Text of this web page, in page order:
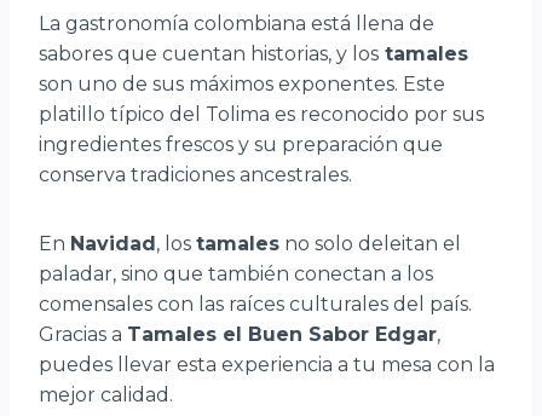
La gastronomía colombiana está llena de
sabores que cuentan historias, y los tamales
son uno de sus máximos exponentes. Este
platillo típico del Tolima es reconocido por sus
ingredientes frescos y su preparación que
conserva tradiciones ancestrales.
En Navidad , los tamales no solo deleitan el
paladar, sino que también conectan a los
comensales con las raíces culturales del país.
Gracias a Tamales el Buen Sabor Edgar,
puedes llevar esta experiencia a tu mesa con la
mejor calidad.